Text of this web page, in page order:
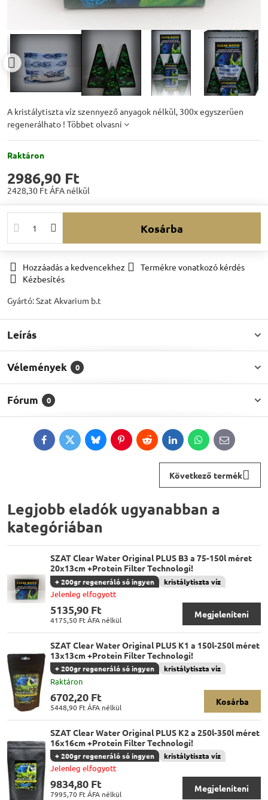
A kristálytiszta víz szennyező anyagok nélkül, 300x egyszerüen
regenerálhato ! Többet olvasni
Raktáron
2986,90 Ft
2428,30 Ft ÁFA nélkül
Kosárba
Hozzáadás a kedvencekhez
Termékre vonatkozó kérdés
Kézbesítés
Gyártó:Szat Akvarium b.t
Leírás
Vélemények 0
Fórum 0
FacebookTwitterBlueskyPinterestRedditLinkedInWhatsApp
E-
mail
Következő termék
Legjobb eladók ugyanabban a
kategóriában
SZAT Clear Water Original PLUS B3 a 75-150l méret
20x13cm +Protein Filter Technologi!
+ 200gr regeneráló só ingyen kristálytiszta víz
Jelenleg elfogyott
5135,90 Ft
4175,50 FtÁFA nélkül
Megjeleníteni
SZAT Clear Water Original PLUS K1 a 150l-250l méret
13x13cm +Protein Filter Technologi!
+ 200gr regeneráló só ingyen kristálytiszta víz
Raktáron
6702,20 Ft
5448,90 FtÁFA nélkül
Kosárba
SZAT Clear Water Original PLUS K2 a 250l-350l méret
16x16cm +Protein Filter Technologi!
+ 200gr regeneráló só ingyen kristálytiszta víz
Jelenleg elfogyott
9834,80 Ft
7995,70 FtÁFA nélkül
Megjeleníteni